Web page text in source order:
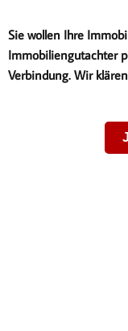
Sie wollen Ihre
Immobiliengutachter
Verbindung. Wir